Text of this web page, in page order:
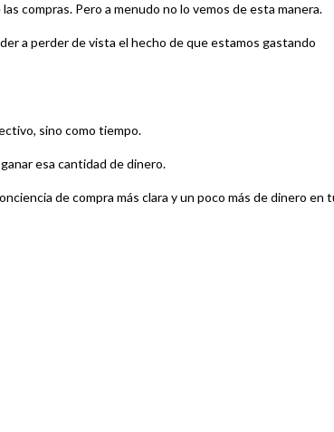
compras. Pero a menudo no lo vemos de esta manera.
a perder de vista el hecho de que estamos gastando
sino como tiempo.
esa cantidad de dinero.
de compra más clara y un poco más de dinero en